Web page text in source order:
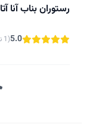
رستوران بناب آنا آتا
5.0(1 نظر)